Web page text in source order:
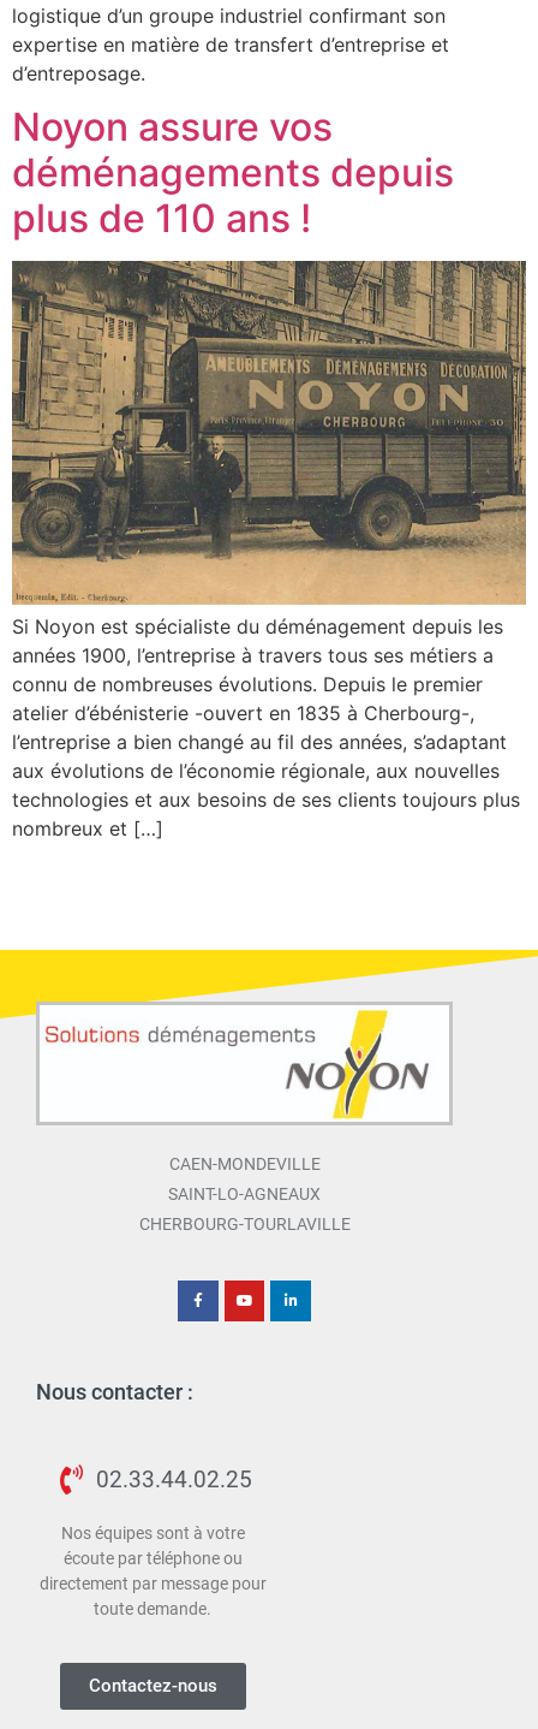
logistique d’un groupe industriel confirmant son
expertise en matière de transfert d’entreprise et
d’entreposage.
Noyon assure vos
déménagements depuis
plus de 110 ans !
Si Noyon est spécialiste du déménagement depuis les
années 1900, l’entreprise à travers tous ses métiers a
connu de nombreuses évolutions. Depuis le premier
atelier d’ébénisterie -ouvert en 1835 à Cherbourg-,
l’entreprise a bien changé au fil des années, s’adaptant
aux évolutions de l’économie régionale, aux nouvelles
technologies et aux besoins de ses clients toujours plus
nombreux et […]
CAEN-MONDEVILLE
SAINT-LO-AGNEAUX
CHERBOURG-TOURLAVILLE
Nous contacter :
02.33.44.02.25
Nos équipes sont à votre
écoute par téléphone ou
directement par message pour
toute demande.
Contactez-nous